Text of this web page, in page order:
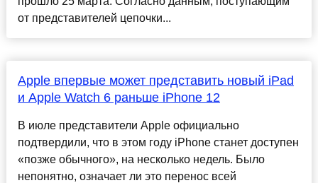
от представителей цепочки...
Apple впервые может представить новый iPad
и Apple Watch 6 раньше iPhone 12
В июле представители Apple официально
подтвердили, что в этом году iPhone станет доступен
«позже обычного», на несколько недель. Было
непонятно, означает ли это перенос всей